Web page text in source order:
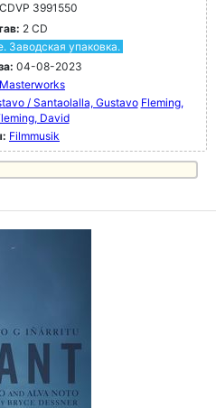
CDVP 3991550
2 CD
Заводская упаковка.
04-08-2023
Masterworks
/ Santaolalla, Gustavo Fleming,
David
Filmmusik